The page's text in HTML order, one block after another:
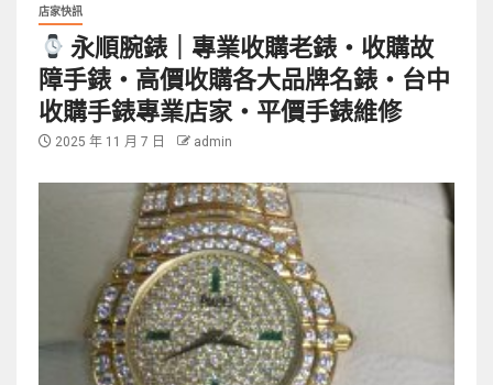
店家快訊
永順腕錶｜專業收購老錶・收購故
障手錶・高價收購各大品牌名錶・台中
收購手錶專業店家・平價手錶維修
2025 年 11 月 7 日 admin